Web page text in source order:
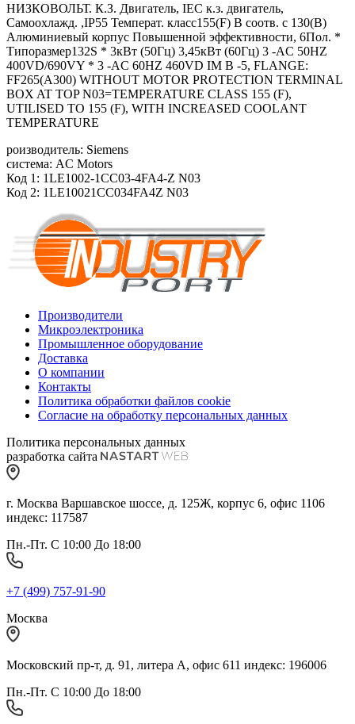
НИЗКОВОЛЬТ. К.З. Двигатель, IEC к.з. двигатель,
Самоохлажд. ,IP55 Температ. класс155(F) В соотв. с 130(B)
Алюминиевый корпус Повышенной эффективности, 6Пол. *
Типоразмер132S * 3кВт (50Гц) 3,45кВт (60Гц) 3 -AC 50HZ
400VD/690VY * 3 -AC 60HZ 460VD IM B -5, FLANGE:
FF265(A300) WITHOUT MOTOR PROTECTION TERMINAL
BOX AT TOP N03=TEMPERATURE CLASS 155 (F),
UTILISED TO 155 (F), WITH INCREASED COOLANT
TEMPERATURE
роизводитель: Siemens
система: AC Motors
Код 1: 1LE1002-1CC03-4FA4-Z N03
Код 2: 1LE10021CC034FA4Z N03
Производители
Микроэлектроника
Промышленное оборудование
Доставка
О компании
Контакты
Политика обработки файлов cookie
Согласие на обработку персональных данных
Политика персональных данных
разработка сайта
г. Москва Варшавское шоссе, д. 125Ж, корпус 6, офис 1106
индекс: 117587
Пн.-Пт. С 10:00 До 18:00
+7 (499) 757-91-90
Москва
Московский пр-т, д. 91, литера А, офис 611 индекс: 196006
Пн.-Пт. С 10:00 До 18:00